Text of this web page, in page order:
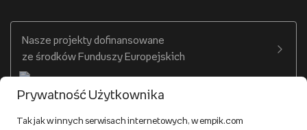
Warunki dostawy do salonów Empik
Zwroty
Nasze projekty dofinansowane
ze środków Funduszy Europejskich
Prywatność Użytkownika
Tak jak w innych serwisach internetowych, w empik.com